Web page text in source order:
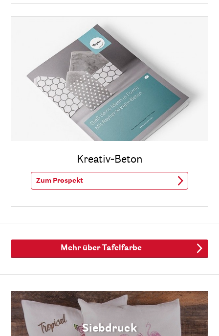
Kreativ-Beton
Zum Prospekt
Mehr über Tafelfarbe
Siebdruck